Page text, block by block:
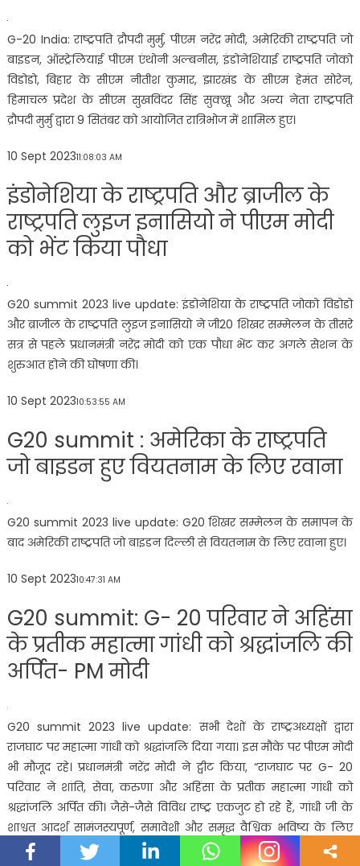
G-20 India: राष्ट्रपति द्रौपदी मुर्मु, पीएम नरेंद्र मोदी, अमेरिकी राष्ट्रपति जो
बाइडन, ऑस्ट्रेलियाई पीएम एंथोनी अल्बनीस, इंडोनेशियाई राष्ट्रपति जोको
विडोडो, बिहार के सीएम नीतीश कुमार, झारखंड के सीएम हेमंत सोरेन,
हिमाचल प्रदेश के सीएम सुखविंदर सिंह सुक्खू और अन्य नेता राष्ट्रपति
द्रौपदी मुर्मु द्वारा 9 सितंबर को आयोजित रात्रिभोज में शामिल हुए।
10 Sept 202311:08:03 AM
इंडोनेशिया के राष्ट्रपति और ब्राजील के
राष्ट्रपति लुइज इनासियो ने पीएम मोदी
को भेंट किया पौधा
G20 summit 2023 live update: इंडोनेशिया के राष्ट्रपति जोको विडोडो
और ब्राजील के राष्ट्रपति लुइज इनासियो ने जी20 शिखर सम्मेलन के तीसरे
सत्र से पहले प्रधानमंत्री नरेंद्र मोदी को एक पौधा भेंट कर अगले सेशन के
शुरुआत होने की घोषणा की।
10 Sept 202310:53:55 AM
G20 summit : अमेरिका के राष्ट्रपति
जो बाइडन हुए वियतनाम के लिए रवाना
G20 summit 2023 live update: G20 शिखर सम्मेलन के समापन के
बाद अमेरिकी राष्ट्रपति जो बाइडन दिल्ली से वियतनाम के लिए रवाना हुए।
10 Sept 202310:47:31 AM
G20 summit: G- 20 परिवार ने अहिंसा
के प्रतीक महात्मा गांधी को श्रद्धांजलि की
अर्पित- PM मोदी
G20 summit 2023 live update: सभी देशों के राष्ट्रअध्यक्षों द्वारा
राजघाट पर महात्मा गांधी को श्रद्धांजलि दिया गया। इस मौके पर पीएम मोदी
भी मौजूद रहे। प्रधानमंत्री नरेंद्र मोदी ने ट्वीट किया, “राजघाट पर G- 20
परिवार ने शांति, सेवा, करुणा और अहिंसा के प्रतीक महात्मा गांधी को
श्रद्धांजलि अर्पित की। जैसे-जैसे विविध राष्ट्र एकजुट हो रहे हैं, गांधी जी के
शाश्वत आदर्श सामंजस्यपूर्ण, समावेशी और समृद्ध वैश्विक भविष्य के लिए
हमारी सामूहिक दृष्टि का मार्गदर्शन करते हैं।”